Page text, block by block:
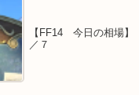
【FF14 今日の相場
／７